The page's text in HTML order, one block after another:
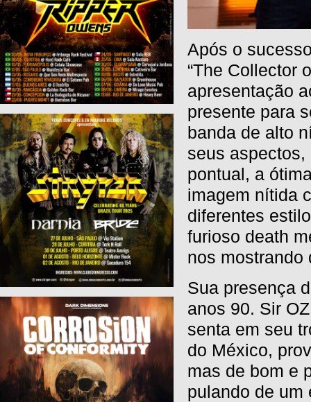
Após o
“The Collector
apresentação
presente para
banda de alto
seus
pontual, a
imagem nítida
diferentes
furioso death
nos mostrando
Sua presença
anos 90. Sir
senta em seu
do México,
mas de bom e
pulando de um